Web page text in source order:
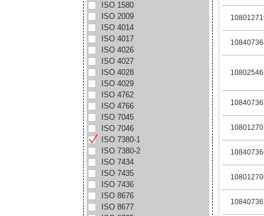
ISO 1580
ISO 2009
ISO 4014
ISO 4017
ISO 4026
ISO 4027
ISO 4028
ISO 4029
ISO 4762
ISO 4766
ISO 7045
ISO 7046
ISO 7380-1
ISO 7380-2
ISO 7434
ISO 7435
ISO 7436
ISO 8676
ISO 8677